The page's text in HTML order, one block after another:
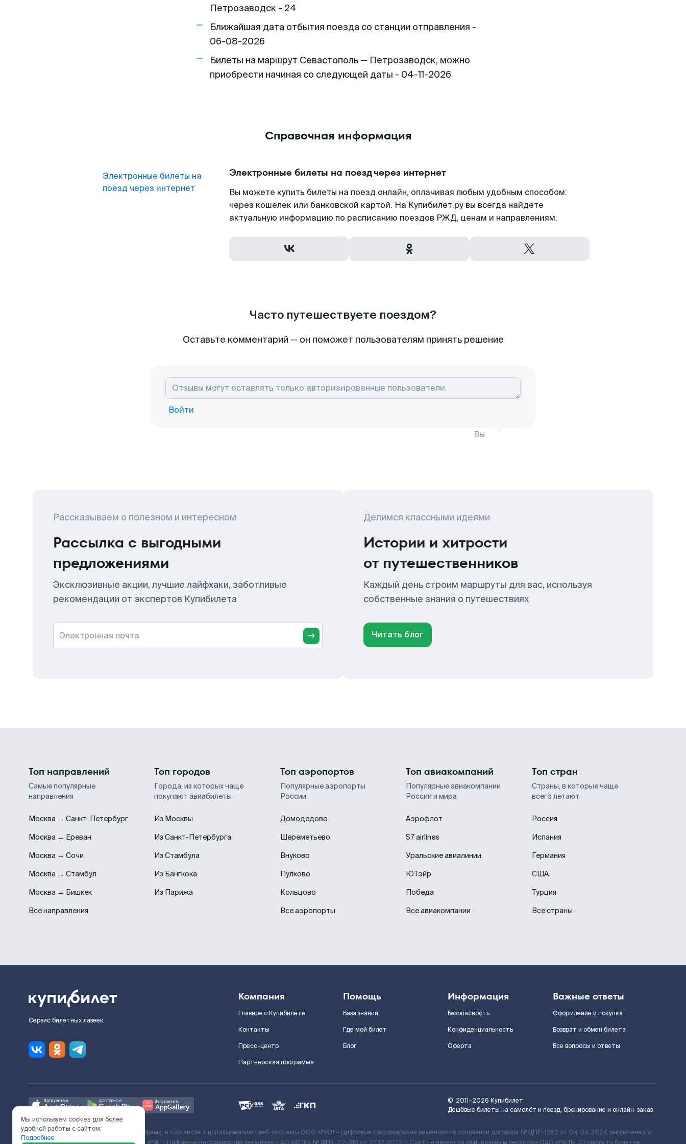
Петрозаводск - 24
Ближайшая дата отбытия поезда со станции отправления -
06-08-2026
Билеты на маршрут Севастополь — Петрозаводск, можно
приобрести начиная со следующей даты - 04-11-2026
Справочная информация
Электронные билеты на
поезд через интернет
Электронные билеты на поезд через интернет
Вы можете купить билеты на поезд онлайн, оплачивая любым удобным способом:
через кошелек или банковской картой. На Купибилет.ру вы всегда найдете
актуальную информацию по расписанию поездов РЖД, ценам и направлениям.
Часто путешествуете поездом?
Оставьте комментарий — он поможет пользователям принять решение
Войти
Вы
Рассказываем о полезном и интересном
Рассылка с выгодными
предложениями
Эксклюзивные акции, лучшие лайфхаки, заботливые
рекомендации от экспертов Купибилета
Электронная почта
Делимся классными идеями
Истории и хитрости
от путешественников
Каждый день строим маршруты для вас, используя
собственные знания о путешествиях
Читать блог
Топ направлений
Самые популярные
направления
Москва → Санкт-Петербург
Москва → Ереван
Москва → Сочи
Москва → Стамбул
Москва → Бишкек
Все направления
Топ городов
Города, из которых чаще
покупают авиабилеты
Из Москвы
Из Санкт-Петербурга
Из Стамбула
Из Бангкока
Из Парижа
Топ аэропортов
Популярные аэропорты
России
Домодедово
Шереметьево
Внуково
Пулково
Кольцово
Все аэропорты
Топ авиакомпаний
Популярные авиакомпании
России и мира
Аэрофлот
S7 airlines
Уральские авиалинии
ЮТэйр
Победа
Все авиакомпании
Топ стран
Страны, в которые чаще
всего летают
Россия
Испания
Германия
США
Турция
Все страны
Сервис билетных лазеек
Компания
Главное о Купибилете
Контакты
Пресс-центр
Партнерская программа
Помощь
База знаний
Где мой билет
Блог
Информация
Безопасность
Конфиденциальность
Оферта
Важные ответы
Оформление и покупка
Возврат и обмен билета
Все вопросы и ответы
© 2011–2026 Купибилет
Дешёвые билеты на самолёт и поезд, бронирование и онлайн-заказ
Ж/Д билеты предоставляются партнёрами, в том числе с использованием веб-системы ООО «РЖД – Цифровые пассажирские решения» на основании договора № ЦПР-1282 от 04.04.2024 заключенного
Мы используем cookies для более
удобной работы с сайтом.
Подробнее